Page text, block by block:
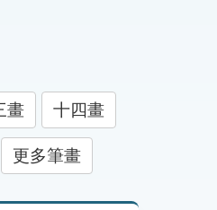
畫 十四畫
更多筆畫